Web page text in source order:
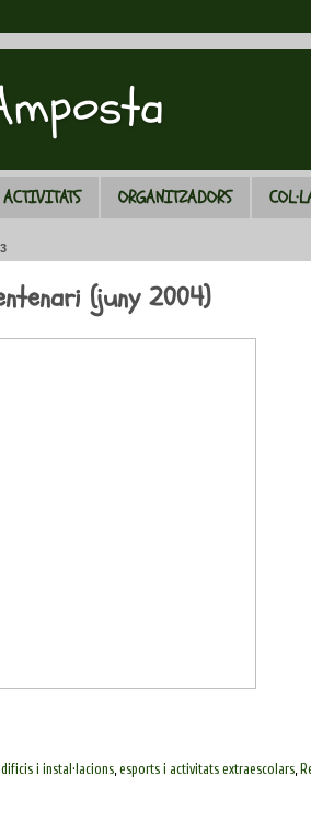
ACTIVITATS ORGANITZADORS
(juny 2004)
i instal·lacions,esports i activitats extraescolars,